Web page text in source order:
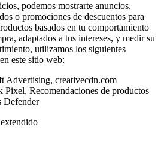
podemos mostrarte anuncios,
o promociones de descuentos para
basados en tu comportamiento
adaptados a tus intereses, y medir su
utilizamos los siguientes
este sitio web:
Advertising, creativecdn.com
Recomendaciones de productos
Defender